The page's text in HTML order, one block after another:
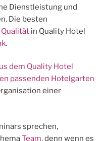
Dienstleistung und
Die besten
Qualität in Quality Hotel
.
dem Quality Hotel
passenden Hotelgarten
einer
sprechen,
Team, denn wenn es